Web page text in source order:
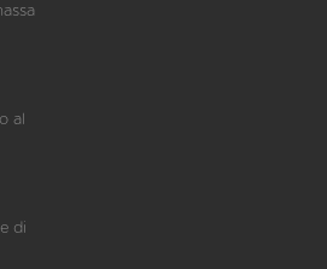
al
di